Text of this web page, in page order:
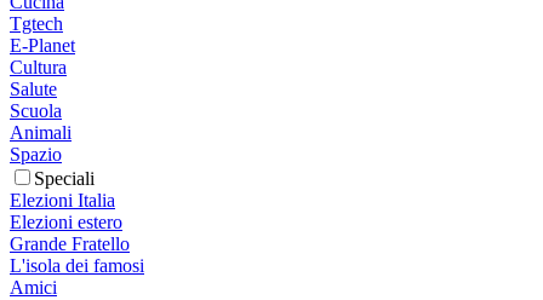
Tgtech
E-Planet
Cultura
Salute
Scuola
Animali
Spazio
Speciali
Elezioni Italia
Elezioni estero
Grande Fratello
L'isola dei famosi
Amici